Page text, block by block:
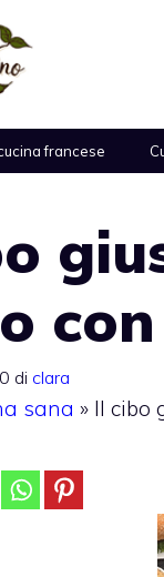
francese
di clara
sana » Il cibo